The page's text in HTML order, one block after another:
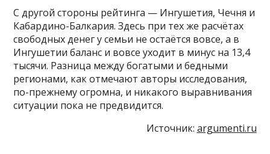
С другой стороны рейтинга — Ингушетия, Чечня и
Кабардино-Балкария. Здесь при тех же расчётах
свободных денег у семьи не остаётся вовсе, а в
Ингушетии баланс и вовсе уходит в минус на 13,4
тысячи. Разница между богатыми и бедными
регионами, как отмечают авторы исследования,
по-прежнему огромна, и никакого выравнивания
ситуации пока не предвидится.
Источник: argumenti.ru